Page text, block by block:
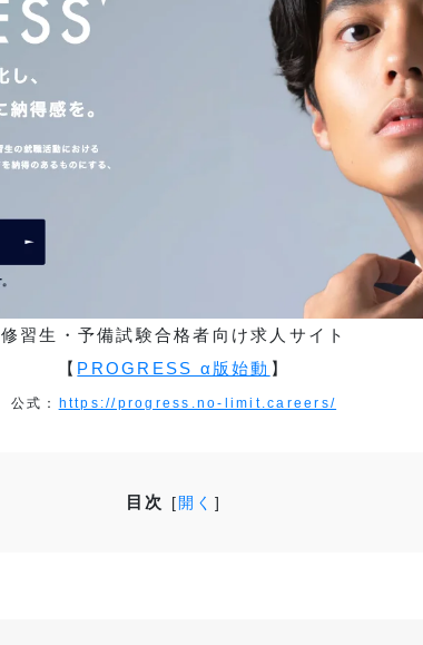
修習生・予備試験合格者向け求人サイト
【 PROGRESS α版始動 】
公式： https://progress.no-limit.careers/
目次 [ 開く ]